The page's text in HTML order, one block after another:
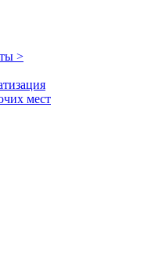
>
мест